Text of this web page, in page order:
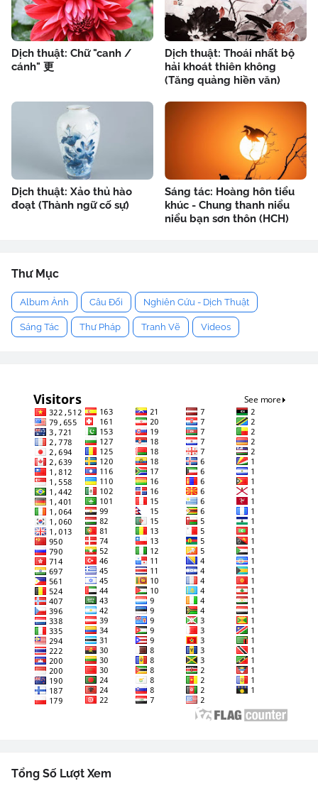
Dịch thuật: Chữ "canh /
cánh" 更
Dịch thuật: Thoái nhất bộ
hải khoát thiên không
(Tăng quảng hiền văn)
Dịch thuật: Xảo thủ hào
đoạt (Thành ngữ cố sự)
Sáng tác: Hoàng hôn tiểu
khúc - Chung thanh niểu
niểu bạn sơn thôn (HCH)
Thư Mục
Album Ảnh Câu Đối Nghiên Cứu - Dịch Thuật
Sáng Tác Thư Pháp Tranh Vẽ Videos
Tổng Số Lượt Xem